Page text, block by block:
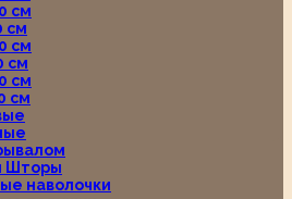
см
см
см
см
см
см
Шторы
наволочки